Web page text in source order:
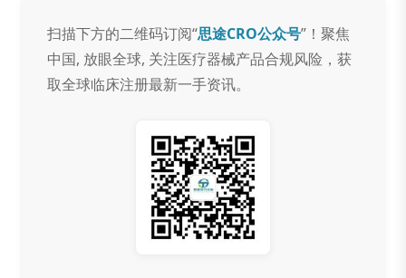
扫描下方的二维码订阅“思途CRO公众号”！聚焦
中国, 放眼全球, 关注医疗器械产品合规风险，获
取全球临床注册最新一手资讯。